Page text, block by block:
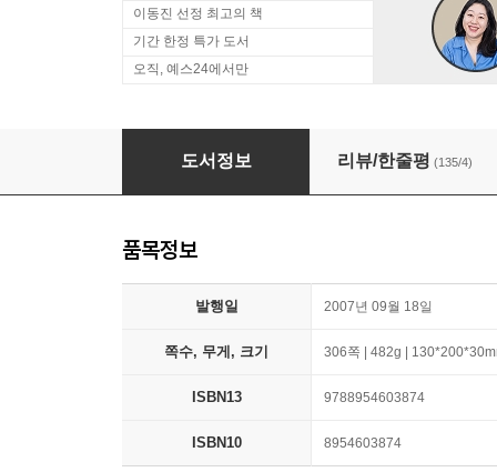
이동진 선정 최고의 책
기간 한정 특가 도서
오직, 예스24에서만
너도 떠나보면 나를 알게 될 거야
도서정보 리뷰/한줄평 (135/4)
품목정보
발행일 2007년 09월 18일
쪽수, 무게, 크기 306쪽 | 482g |
ISBN13 9788954603874
ISBN10 8954603874